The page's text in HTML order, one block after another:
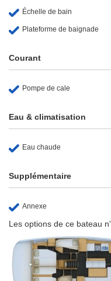
Échelle de bain
Plateforme de baignade
Courant
Pompe de cale
Eau & climatisation
Eau chaude
Supplémentaire
Annexe
Les options de ce bateau